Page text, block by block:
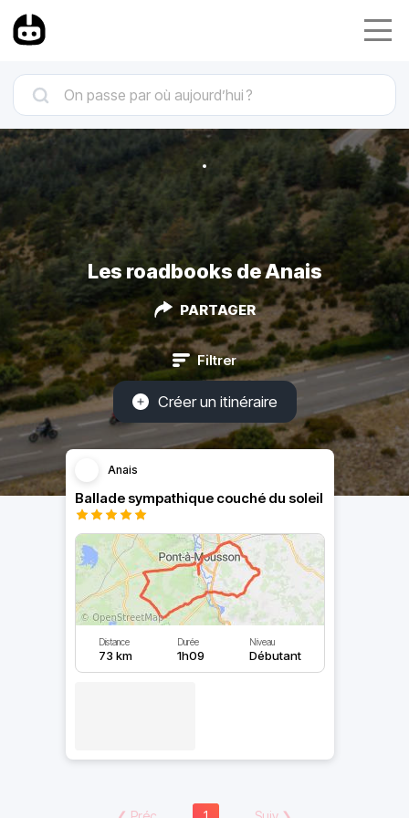
Les roadbooks de Anais
PARTAGER
Filtrer
Créer un itinéraire
Anais
Ballade sympathique couché du soleil
Distance
73 km
Durée
1h09
Niveau
Débutant